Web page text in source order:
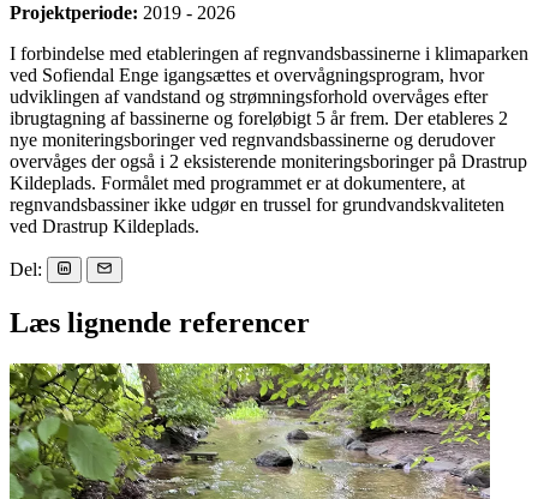
Projektperiode: 2019 - 2026
I forbindelse med etableringen af regnvandsbassinerne i klimaparken
ved Sofiendal Enge igangsættes et overvågningsprogram, hvor
udviklingen af vandstand og strømningsforhold overvåges efter
ibrugtagning af bassinerne og foreløbigt 5 år frem. Der etableres 2
nye moniteringsboringer ved regnvandsbassinerne og derudover
overvåges der også i 2 eksisterende moniteringsboringer på Drastrup
Kildeplads. Formålet med programmet er at dokumentere, at
regnvandsbassiner ikke udgør en trussel for grundvandskvaliteten
ved Drastrup Kildeplads.
Del:
Læs lignende referencer